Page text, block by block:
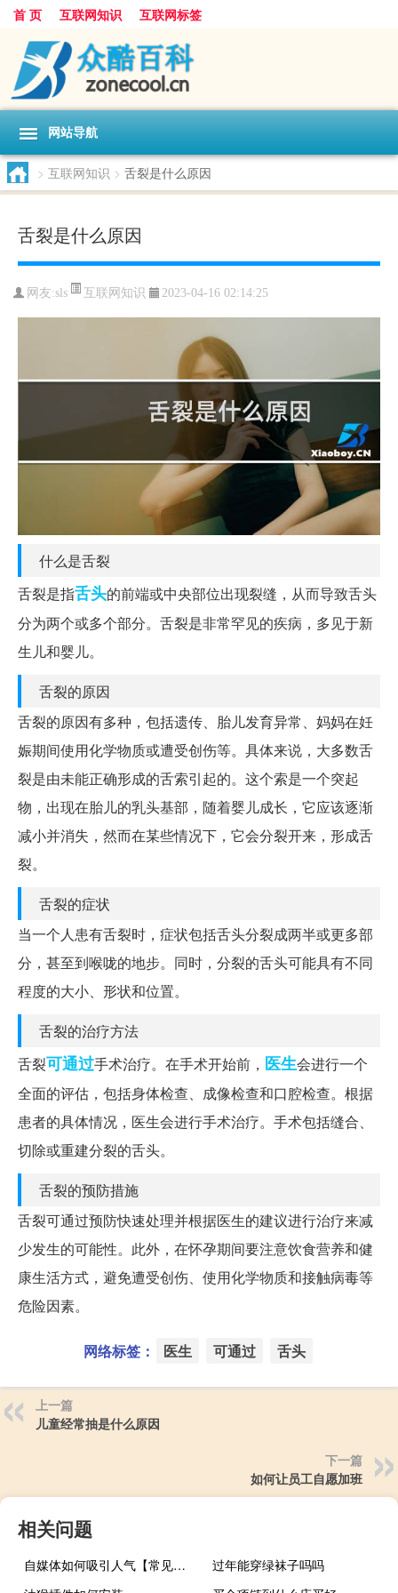
首 页 互联网知识 互联网标签
网站导航
> 互联网知识 > 舌裂是什么原因
舌裂是什么原因
网友:sls 互联网知识 2023-04-16 02:14:25
什么是舌裂
舌裂是指舌头的前端或中央部位出现裂缝，从而导致舌头
分为两个或多个部分。舌裂是非常罕见的疾病，多见于新
生儿和婴儿。
舌裂的原因
舌裂的原因有多种，包括遗传、胎儿发育异常、妈妈在妊
娠期间使用化学物质或遭受创伤等。具体来说，大多数舌
裂是由未能正确形成的舌索引起的。这个索是一个突起
物，出现在胎儿的乳头基部，随着婴儿成长，它应该逐渐
减小并消失，然而在某些情况下，它会分裂开来，形成舌
裂。
舌裂的症状
当一个人患有舌裂时，症状包括舌头分裂成两半或更多部
分，甚至到喉咙的地步。同时，分裂的舌头可能具有不同
程度的大小、形状和位置。
舌裂的治疗方法
舌裂可通过手术治疗。在手术开始前， 医生会进行一个
全面的评估，包括身体检查、成像检查和口腔检查。根据
患者的具体情况，医生会进行手术治疗。手术包括缝合、
切除或重建分裂的舌头。
舌裂的预防措施
舌裂可通过预防快速处理并根据医生的建议进行治疗来减
少发生的可能性。此外，在怀孕期间要注意饮食营养和健
康生活方式，避免遭受创伤、使用化学物质和接触病毒等
危险因素。
网络标签： 医生 可通过 舌头
上一篇
儿童经常抽是什么原因
下一篇
如何让员工自愿加班
相关问题
自媒体如何吸引人气【常见的策略和方法提高吸引力】
过年能穿绿袜子吗吗